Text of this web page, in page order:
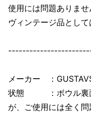
使用には問題ありま
ヴィンテージ品として
メーカー ：
状態 ：ボウル裏面
が、ご使用には全く